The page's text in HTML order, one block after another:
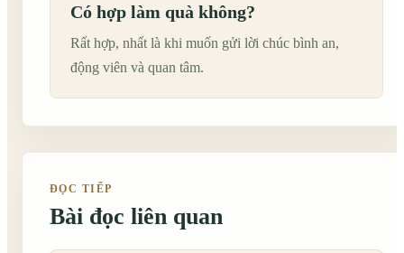
Có hợp làm quà không?
Rất hợp, nhất là khi muốn gửi lời chúc bình an,
động viên và quan tâm.
ĐỌC TIẾP
Bài đọc liên quan